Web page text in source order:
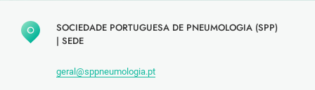
SOCIEDADE PORTUGUESA DE PNEUMOLOGIA (SPP)
| SEDE
geral@sppneumologia.pt